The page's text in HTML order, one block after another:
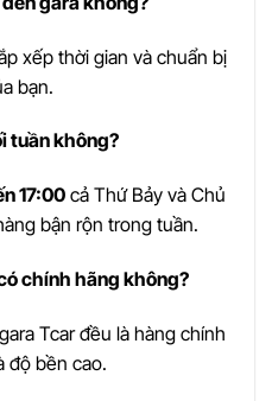
xếp thời gian và chuẩn bị
bạn.
tuần không?
17:00 cả Thứ Bảy và Chủ
bận rộn trong tuần.
chính hãng không?
Tcar đều là hàng chính
độ bền cao.